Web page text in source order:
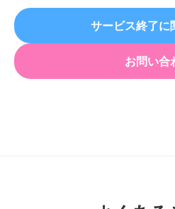
サービス終了に
お問い合